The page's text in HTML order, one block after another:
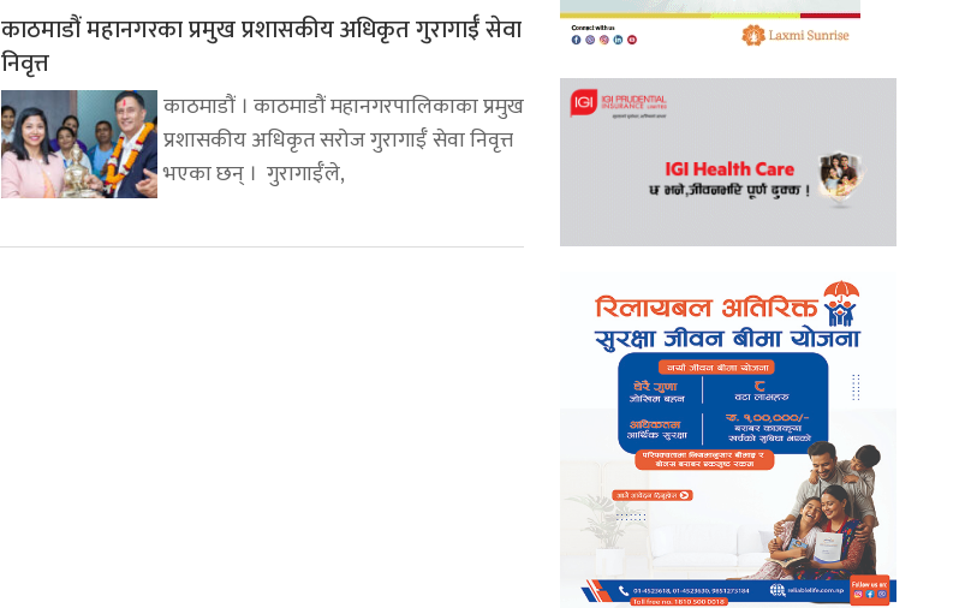
काठमाडौं महानगरका प्रमुख प्रशासकीय अधिकृत गुरागाईँ सेवा
निवृत्त
काठमाडौं । काठमाडौं महानगरपालिकाका प्रमुख
प्रशासकीय अधिकृत सरोज गुरागाईँ सेवा निवृत्त
भएका छन् । गुरागाईँले,